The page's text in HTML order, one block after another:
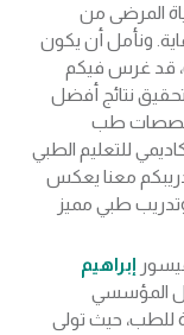
المرضى من
ونأمل أن يكون
قد غرس فيكم
نتائج أفضل
طب
للتعليم الطبي
معنا يعكس
وتدريب طبي مميز
إبراهيم
المؤسسي
للطب، حيث تولى